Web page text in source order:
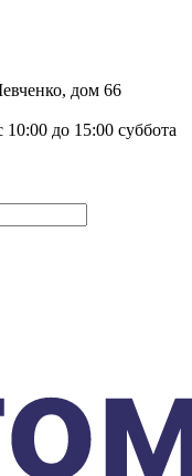
дом 66
до 15:00 суббота